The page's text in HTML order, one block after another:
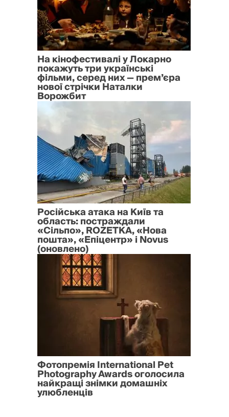
На кінофестивалі у Локарно
покажуть три українські
фільми, серед них — прем’єра
нової стрічки Наталки
Ворожбит
Російська атака на Київ та
область: постраждали
«Сільпо», ROZETKA, «Нова
пошта», «Епіцентр» і Novus
(оновлено)
Фотопремія International Pet
Photography Awards оголосила
найкращі знімки домашніх
улюбленців